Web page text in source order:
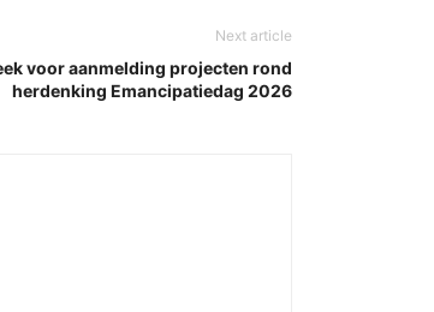
Next article
voor aanmelding projecten rond
herdenking Emancipatiedag 2026